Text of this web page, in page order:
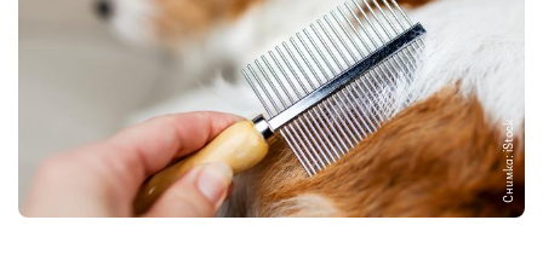
Снимка: iStock